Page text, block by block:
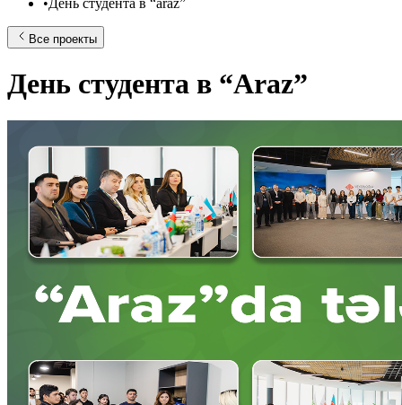
•День студента в “araz”
Все проекты
День студента в “Araz”